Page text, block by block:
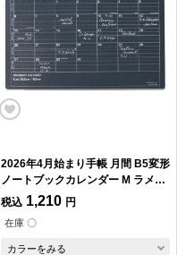
2026年4月始まり手帳 月間 B5変形
ノートブックカレンダー M ラメブ
ラック
税込 1,210 円
在庫 〇
カラーをみる